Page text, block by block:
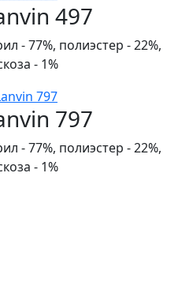
497
- 77%, полиэстер - 22%,
- 1%
797
- 77%, полиэстер - 22%,
- 1%